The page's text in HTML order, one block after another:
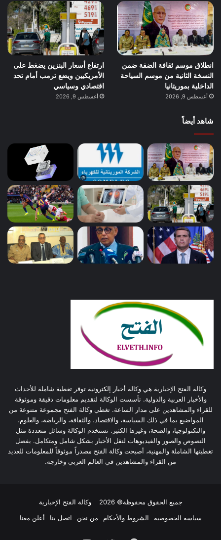
انطلاق موسم ثقافة الضفة ضمن
النسخة الثانية من موسم السياحة
الداخلية بموريتانيا
أغسطس 9, 2026
ارتفاع أسعار البنزين يضغط على
الأمريكيين ويضع ترمب أمام تحد
اقتصادي وسياسي
أغسطس 9, 2026
شاهد أيضاً
وكالة الفتح الإخبارية هي وكالة أخبار إلكترونية توفر تغطية شاملة للأحداث
والأخبار العربية والدولية. تأسست الوكالة لتقديم معلومات دقيقة وموثوقة
للقراء والمشاهدين على مدار الساعة. تغطي وكالة الفتح مجموعة متنوعة من
المواضيع بما في ذلك السياسة، والاقتصاد، والثقافة، والرياضة، والعلوم،
والتكنولوجيا، والصحة، وغيرها الكثير. تستخدم الوكالة وسائل متعددة مثل
النصوص والصور والفيديوهات لنقل الأخبار بشكل شامل ومتكامل. بفضل
تغطيتها الشاملة والمهنية، أصبحت وكالة الفتح مصدراً موثوقاً للمعلومات للعديد
من القراء والمشاهدين في العالم العربي وخارجه.
جميع الحقوق محفوظة© 2026
وكالة الفتح الإخبارية
سياسة الخصوصية
الشروط والأحكام من نحن اتصل بنا أعلن معنا